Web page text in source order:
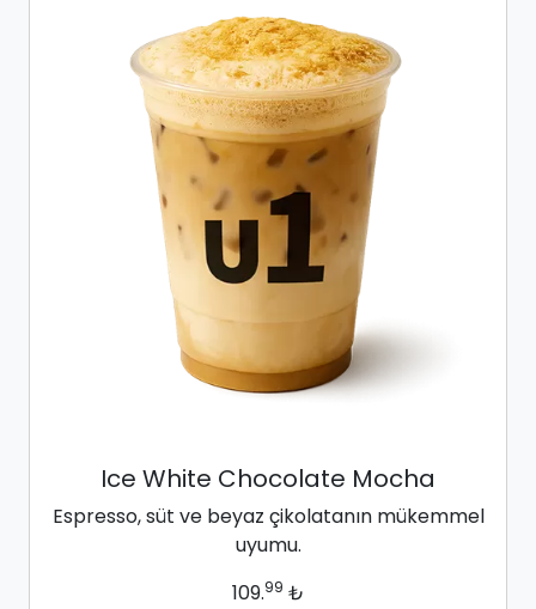
Ice White Chocolate Mocha
Espresso, süt ve beyaz çikolatanın mükemmel
uyumu.
109.99 ₺